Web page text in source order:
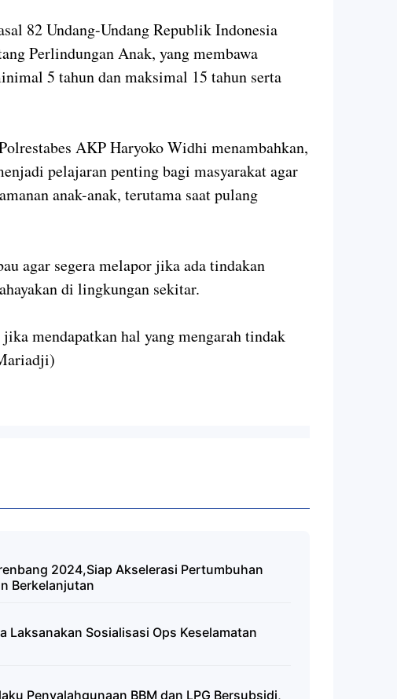
82 Undang-Undang Republik Indonesia
Perlindungan Anak, yang membawa
5 tahun dan maksimal 15 tahun serta
AKP Haryoko Widhi menambahkan,
pelajaran penting bagi masyarakat agar
anak-anak, terutama saat pulang
agar segera melapor jika ada tindakan
di lingkungan sekitar.
mendapatkan hal yang mengarah tindak
2024,Siap Akselerasi Pertumbuhan
Berkelanjutan
Laksanakan Sosialisasi Ops Keselamatan
Penyalahgunaan BBM dan LPG Bersubsidi,